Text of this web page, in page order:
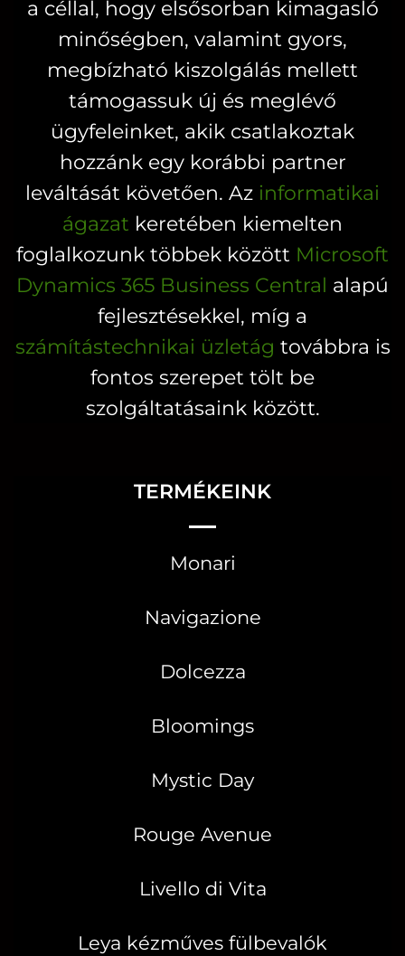
változatok
a
termékoldalon
ki
változatok
a
ki
a céllal, hogy elsősorban kimagasló
minőségben, valamint gyors,
megbízható kiszolgálás mellett
támogassuk új és meglévő
ügyfeleinket, akik csatlakoztak
hozzánk egy korábbi partner
leváltását követően. Az informatikai
ágazat keretében kiemelten
foglalkozunk többek között Microsoft
Dynamics 365 Business Central alapú
fejlesztésekkel, míg a
számítástechnikai üzletág továbbra is
fontos szerepet tölt be
szolgáltatásaink között.
TERMÉKEINK
Monari
Navigazione
Dolcezza
Bloomings
Mystic Day
Rouge Avenue
Livello di Vita
Leya kézműves fülbevalók